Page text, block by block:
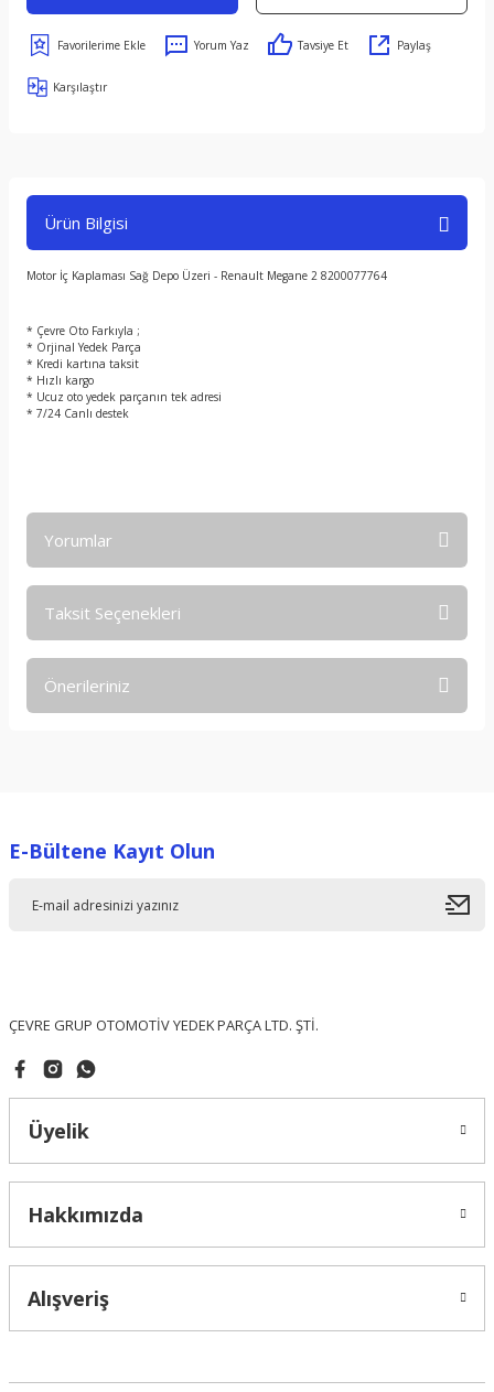
Yorum Yaz Tavsiye Et Paylaş
Karşılaştır
Ürün Bilgisi
Motor İç Kaplaması Sağ Depo Üzeri - Renault Megane 2 8200077764
* Çevre Oto Farkıyla ;
* Orjinal Yedek Parça
* Kredi kartına taksit
* Hızlı kargo
* Ucuz oto yedek parçanın tek adresi
* 7/24 Canlı destek
Yorumlar
Taksit Seçenekleri
Önerileriniz
Ürün resmi kalitesiz, bozuk veya görüntülenemiyor.
E-Bültene Kayıt Olun
ÇEVRE GRUP OTOMOTİV YEDEK PARÇA LTD. ŞTİ.
Üyelik
Hakkımızda
Alışveriş